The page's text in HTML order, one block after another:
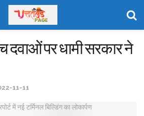
दवाओं पर धामी सरकार ने
11-11